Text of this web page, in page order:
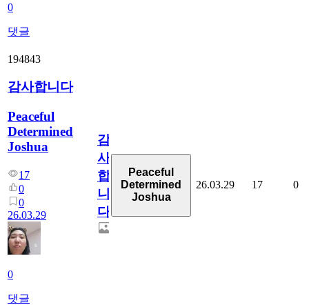
0
댓글
194843
감사합니다
Peaceful
Determined
Joshua
17
0
0
26.03.29
0
댓글
감
사
합
니
다
Peaceful
Determined
Joshua
26.03.29 17 0